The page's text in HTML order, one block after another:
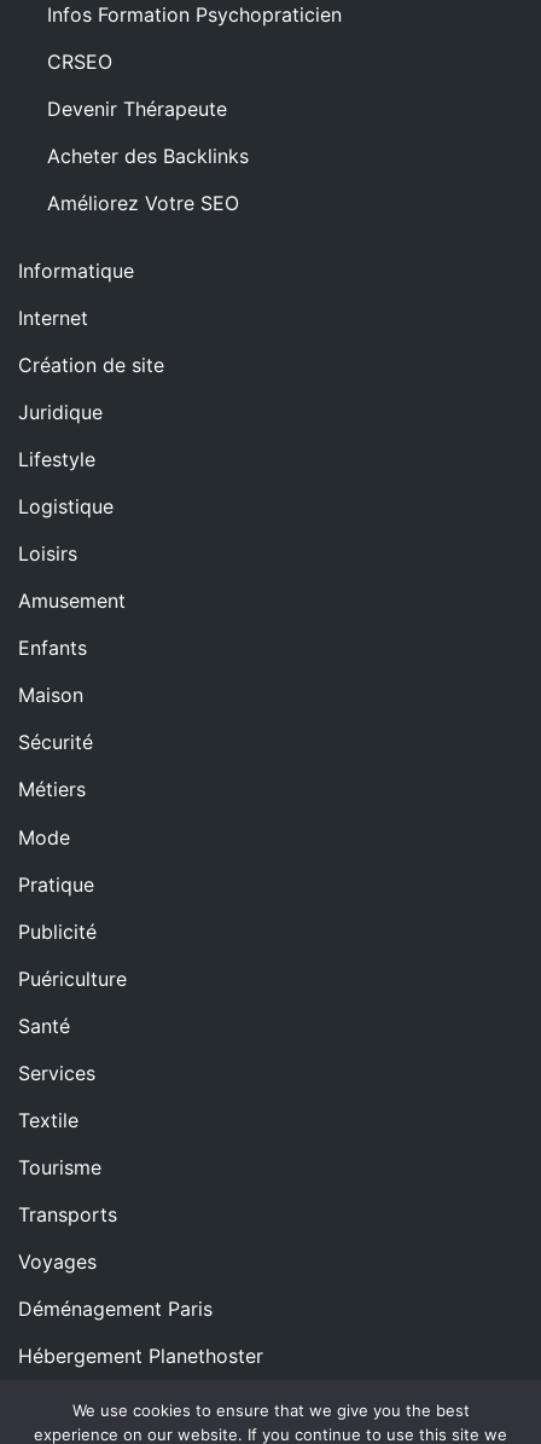
Infos Formation Psychopraticien
CRSEO
Devenir Thérapeute
Acheter des Backlinks
Améliorez Votre SEO
Informatique
Internet
Création de site
Juridique
Lifestyle
Logistique
Loisirs
Amusement
Enfants
Maison
Sécurité
Métiers
Mode
Pratique
Publicité
Puériculture
Santé
Services
Textile
Tourisme
Transports
Voyages
Déménagement Paris
Hébergement Planethoster
We use cookies to ensure that we give you the best
experience on our website. If you continue to use this site we